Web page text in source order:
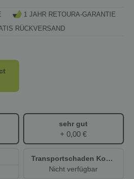
1 JAHR RETOURA-GARANTIE
RÜCKVERSAND
sehr gut
+ 0,00 €
Transportschaden Kosmetisch
Nicht verfügbar